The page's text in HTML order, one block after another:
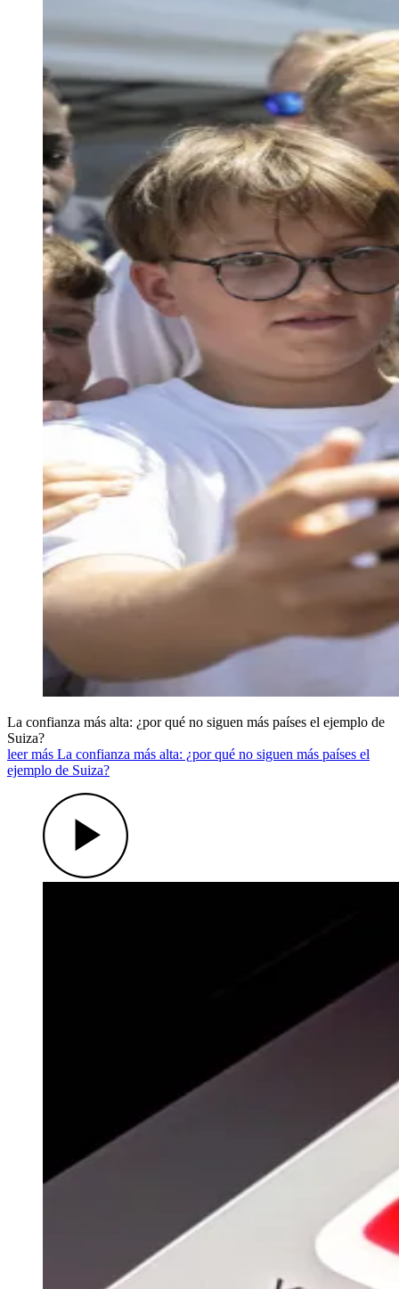
La confianza más alta: ¿por qué no siguen más países el ejemplo de
Suiza?
leer más La confianza más alta: ¿por qué no siguen más países el
ejemplo de Suiza?